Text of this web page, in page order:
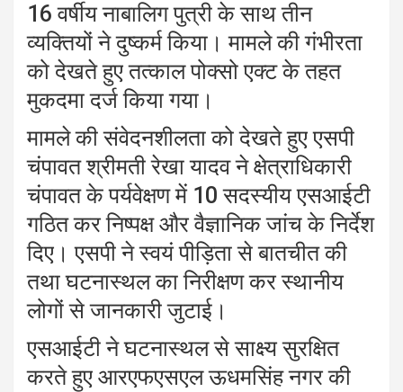
16 वर्षीय नाबालिग पुत्री के साथ तीन
व्यक्तियों ने दुष्कर्म किया। मामले की गंभीरता
को देखते हुए तत्काल पोक्सो एक्ट के तहत
मुकदमा दर्ज किया गया।
मामले की संवेदनशीलता को देखते हुए एसपी
चंपावत श्रीमती रेखा यादव ने क्षेत्राधिकारी
चंपावत के पर्यवेक्षण में 10 सदस्यीय एसआईटी
गठित कर निष्पक्ष और वैज्ञानिक जांच के निर्देश
दिए। एसपी ने स्वयं पीड़िता से बातचीत की
तथा घटनास्थल का निरीक्षण कर स्थानीय
लोगों से जानकारी जुटाई।
एसआईटी ने घटनास्थल से साक्ष्य सुरक्षित
करते हुए आरएफएसएल ऊधमसिंह नगर की